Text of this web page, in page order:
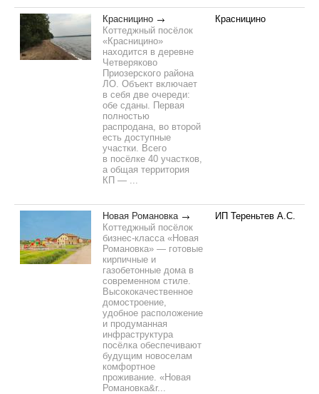
Красницино
Коттеджный посёлок
«Красницино»
находится в деревне
Четверяково
Приозерского района
ЛО. Объект включает
в себя две очереди:
обе сданы. Первая
полностью
распродана, во второй
есть доступные
участки. Всего
в посёлке 40 участков,
а общая территория
КП — ...
Красницино
Новая Романовка
Коттеджный посёлок
бизнес-класса «Новая
Романовка» — готовые
кирпичные и
газобетонные дома в
современном стиле.
Высококачественное
домостроение,
удобное расположение
и продуманная
инфраструктура
посёлка обеспечивают
будущим новоселам
комфортное
проживание. «Новая
Романовка&r...
ИП Тереньтев А.С.